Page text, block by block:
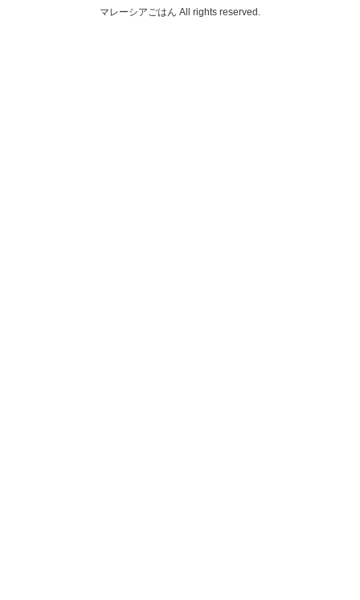
マレーシアごはん All rights reserved.